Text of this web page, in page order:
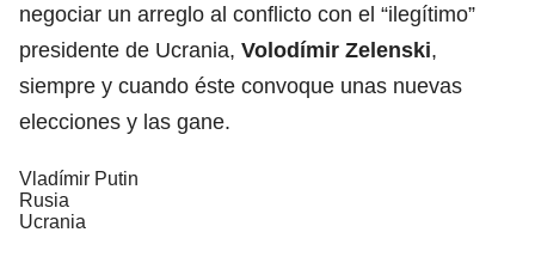
negociar un arreglo al conflicto con el “ilegítimo”
presidente de Ucrania, Volodímir Zelenski,
siempre y cuando éste convoque unas nuevas
elecciones y las gane.
Vladímir Putin
Rusia
Ucrania